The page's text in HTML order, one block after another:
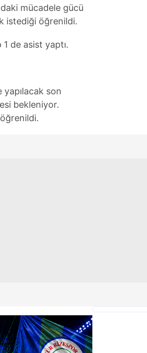
mücadele gücü
istediği öğrenildi.
de asist yaptı.
son
bekleniyor.